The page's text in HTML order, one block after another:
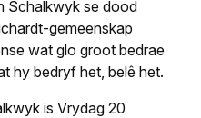
Schalkwyk se dood
gemeenskap
wat glo groot bedrae
hy bedryf het, belê het.
is Vrydag 20